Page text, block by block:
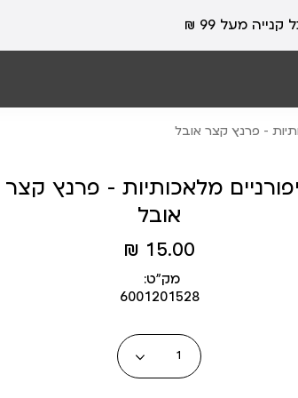
- פרנץ קצר אובל
מלאכותיות - פרנץ קצר
אובל
מחיר
מוצר
15.00 ₪
מק״ט:
6001201528
כמות